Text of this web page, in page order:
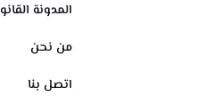
المدونة
من نحن
اتصل بنا